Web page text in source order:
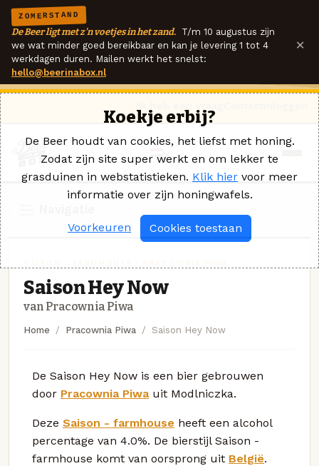
ZOMERSTAND
De Beer ligt met z'n voetjes in het zand. T/m 10 augustus zijn
we wat minder goed bereikbaar en kan je levering 1 tot 4
werkdagen duren. Mailen werkt het snelst:
hello@beerinabox.nl
×
Saison Hey Now
van Pracownia Piwa
Home Pracownia Piwa Saison Hey Now
De Saison Hey Now is een bier gebrouwen
door Pracownia Piwauit Modlniczka.
Deze Saison - farmhouse heeft een alcohol
percentage van 4.0%. De bierstijl Saison -
farmhouse komt van oorsprong uit België.
Koekje erbij?
De Beer houdt van cookies, het liefst met honing.
Zodat zijn site super werkt en om lekker te
grasduinen in webstatistieken. Klik hier voor meer
informatie over zijn honingwafels.
Voorkeuren Cookies toestaan